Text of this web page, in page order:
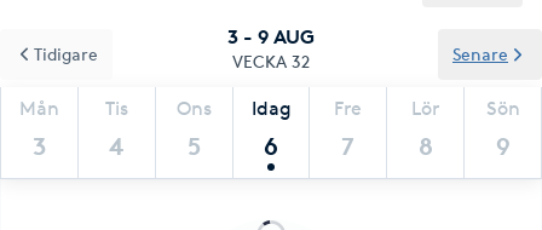
3 - 9 AUG
VECKA 32
Mån
3
Tis
4
Ons
5
Idag
6
Fre
7
Lör
8
Sön
9
Tidigare Senare